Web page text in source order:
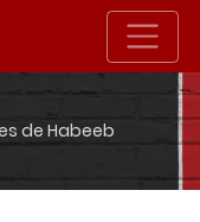
de Habeeb